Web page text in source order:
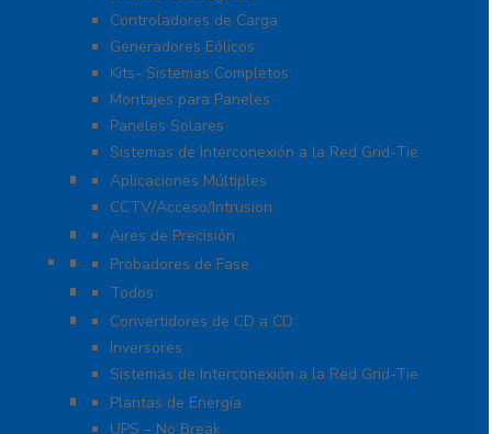
Controladores de Carga
Generadores Eólicos
Kits- Sistemas Completos
Montajes para Paneles
Paneles Solares
Sistemas de Interconexión a la Red Grid-Tie
Fuentes de Poder
Aplicaciones Múltiples
CCTV/Acceso/Intrusion
Sistemas de Enfriamiento
Aires de Precisión
Herramientas
Probadores de Fase
Iluminación LED
Todos
Inversores y Convertidores
Convertidores de CD a CD
Inversores
Sistemas de Interconexión a la Red Grid-Tie
UPS / Respaldo
Plantas de Energía
UPS – No Break